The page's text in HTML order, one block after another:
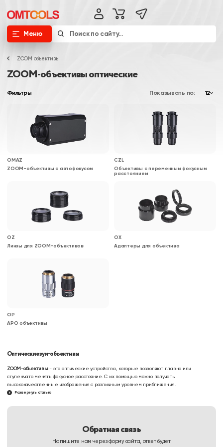
Меню
ZOOM объективы
ZOOM-объективы оптические
Фильтры Показывать по: 12
OMAZ
ZOOM-объективы с автофокусом
CZL
Объективы с переменным фокусным
расстоянием
OZ
Линзы для ZOOM-объективов
OX
Адаптеры для объектива
OP
APO объективы
Оптические зум-объективы
ZOOM-объективы- это оптические устройства, которые позволяют плавно или
ступенчато менять фокусное расстояние. С их помощью можно получать
высококачественные изображения с различным уровнем приближения.
настройки зума в зависимости от поля зрения (FOV) и глубины резкости (DOF). Благодаря
Они могут быть полезны в оптических экспериментах, например, для создания
Развернуть статью
Обратная связь
Напишите нам через форму сайта, ответ будет